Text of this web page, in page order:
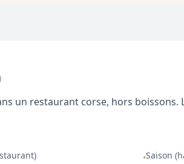
un restaurant corse, hors
•Saison